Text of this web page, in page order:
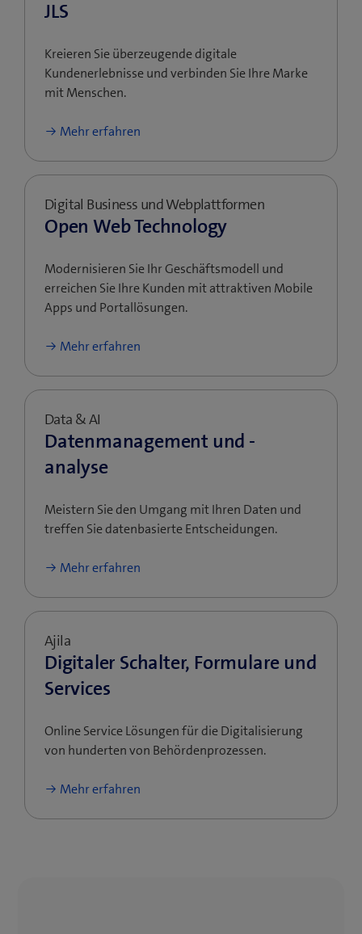
JLS
Kreieren Sie überzeugende digitale
Kundenerlebnisse und verbinden Sie Ihre Marke
mit Menschen.
Mehr erfahren
Digital Business und Webplattformen
Open Web Technology
Modernisieren Sie Ihr Geschäftsmodell und
erreichen Sie Ihre Kunden mit attraktiven Mobile
Apps und Portallösungen.
Mehr erfahren
Data & AI
Datenmanagement und -
analyse
Meistern Sie den Umgang mit Ihren Daten und
treffen Sie datenbasierte Entscheidungen.
Mehr erfahren
Ajila
Digitaler Schalter, Formulare und
Services
Online Service Lösungen für die Digitalisierung
von hunderten von Behördenprozessen.
Mehr erfahren